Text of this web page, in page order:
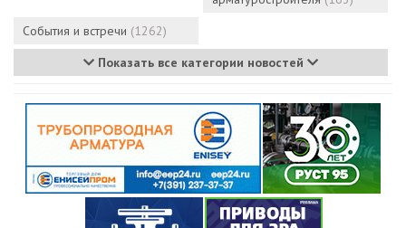
События и встречи (1262)
Показать все категории новостей